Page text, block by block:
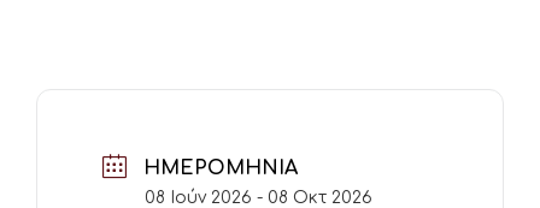
ΗΜΕΡΟΜΗΝΊΑ
08 Ιούν 2026 - 08 Οκτ 2026